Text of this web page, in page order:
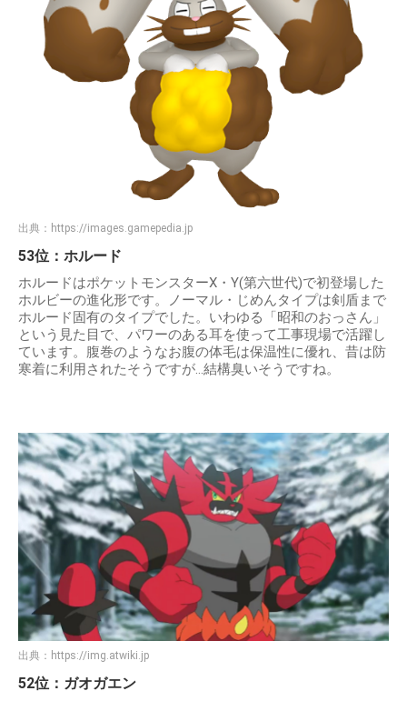
出典： https://images.gamepedia.jp
53位：ホルード
ホルードはポケットモンスターX・Y(第六世代)で初登場した
ホルビーの進化形です。ノーマル・じめんタイプは剣盾まで
ホルード固有のタイプでした。いわゆる「昭和のおっさん」
という見た目で、パワーのある耳を使って工事現場で活躍し
ています。腹巻のようなお腹の体毛は保温性に優れ、昔は防
寒着に利用されたそうですが…結構臭いそうですね。
出典： https://img.atwiki.jp
52位：ガオガエン